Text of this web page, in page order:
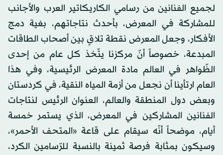
لجميع الفنانين من رسامي الكاريكاتير العرب والأجانب
للمشاركة في المعرض، بأحدث نتاجاتهم، بغية دمج
الأفكار، وجعل المعرض نقطة تلاقٍ بين أصحاب الطاقات
المبدعة، خصوصاً أنّ مركزنا يتّخذ كل عام من إحدى
الظّواهر في العالم مادة المعرض الرئيسية، وفي هذا
العام ارتأينا أن نجعل من أزمة المياه النقية، في كردستان
وبعض دول المنطقة والعالم، العنوان الرئيس لنتاجات
الفنانين المشاركين في المعرض، الذي يستمر خمسة
أيام، موضحاً أنّه سيقام على قاعة «المتحف الأحمر»،
وسيكون بمثابة فرصة ثمينة بالنسبة للرّسامين الكرد،